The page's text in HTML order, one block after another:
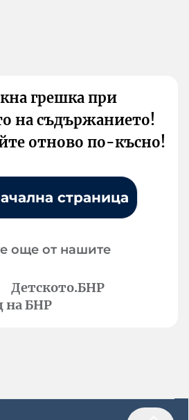
грешка при
на съдържанието!
отново по-късно!
страница
още от нашите
Детското.БНР
на БНР